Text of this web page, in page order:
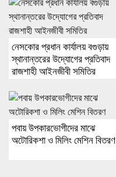
নেসকোর প্রধান কার্যালয় বগুড়ায়
স্থানান্তরের উদ্যোগের প্রতিবাদ
রাজশাহী আইনজীবী সমিতির
পবায় উপকারভোগীদের মাঝে
অটোরিকশা ও মিলিং মেশিন বিতরণ